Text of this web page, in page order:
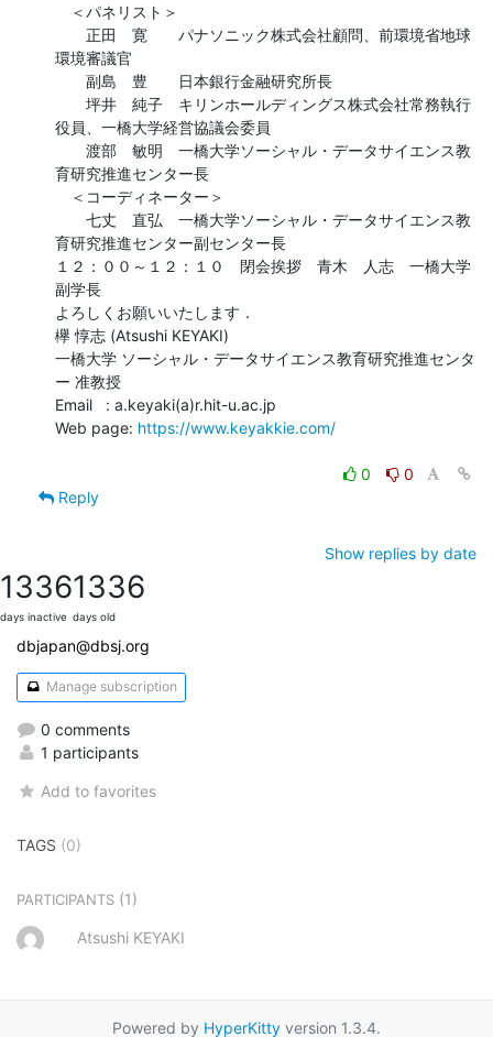
＜パネリスト＞
正田　寛　　パナソニック株式会社顧問、前環境省地球
環境審議官
副島　豊　　日本銀行金融研究所長
坪井　純子　キリンホールディングス株式会社常務執行
役員、一橋大学経営協議会委員
渡部　敏明　一橋大学ソーシャル・データサイエンス教
育研究推進センター長
＜コーディネーター＞
七丈　直弘　一橋大学ソーシャル・データサイエンス教
育研究推進センター副センター長
１２：００～１２：１０　閉会挨拶　青木　人志　一橋大学
副学長
よろしくお願いいたします．
欅 惇志 (Atsushi KEYAKI)
一橋大学 ソーシャル・データサイエンス教育研究推進センタ
ー 准教授
Email   : a.keyaki(a)r.hit-u.ac.jp
Web page: https://www.keyakkie.com/
0
0
Reply
Show replies by date
1336
days inactive
1336
days old
dbjapan@dbsj.org
Manage subscription
0 comments
1 participants
Add to favorites
TAGS (0)
PARTICIPANTS (1)
Atsushi KEYAKI
Powered by HyperKitty version 1.3.4.